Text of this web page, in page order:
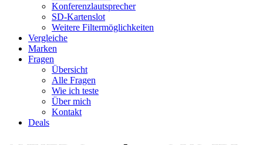
Konferenzlautsprecher
SD-Kartenslot
Weitere Filtermöglichkeiten
Vergleiche
Marken
Fragen
Übersicht
Alle Fragen
Wie ich teste
Über mich
Kontakt
Deals